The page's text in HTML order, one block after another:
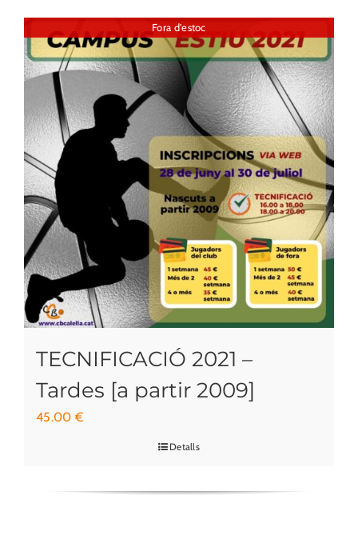
Fora d'estoc
TECNIFICACIÓ 2021 –
Tardes [a partir 2009]
45.00€
Detalls